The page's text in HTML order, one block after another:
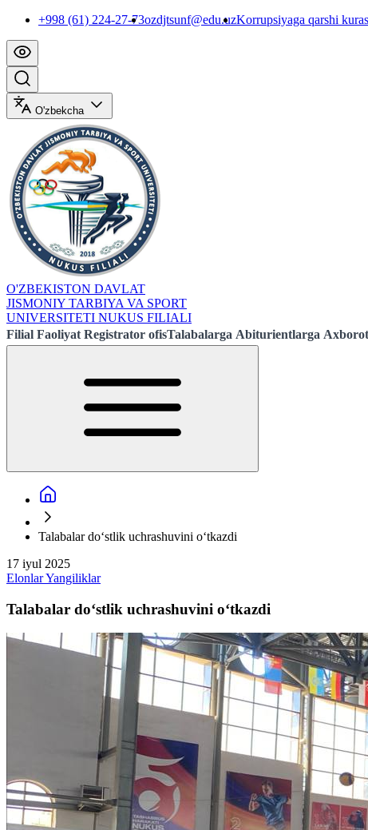
+998 (61) 224-27-73ozdjtsunf@edu.uzKorrupsiyaga qarshi
O'zbekcha
O'ZBEKISTON DAVLAT
JISMONIY TARBIYA VA SPORT
UNIVERSITETI NUKUS FILIALI
Filial Faoliyat Registrator ofisTalabalarga Abiturientlarga
Talabalar do‘stlik uchrashuvini o‘tkazdi
17 iyul 2025
ElonlarYangiliklar
Talabalar do‘stlik uchrashuvini o‘tkazdi